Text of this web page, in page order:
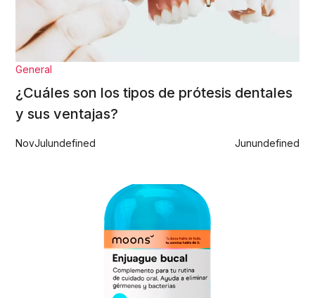
General
¿Cuáles son los tipos de prótesis dentales
y sus ventajas?
NovJulundefined Junundefined